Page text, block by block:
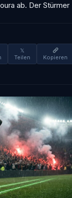
ab. Der Stürmer
𝕏
Teilen
Kopieren